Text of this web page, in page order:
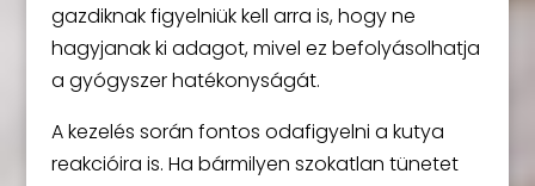
gazdiknak figyelniük kell arra is, hogy ne
hagyjanak ki adagot, mivel ez befolyásolhatja
a gyógyszer hatékonyságát.
A kezelés során fontos odafigyelni a kutya
reakcióira is. Ha bármilyen szokatlan tünetet